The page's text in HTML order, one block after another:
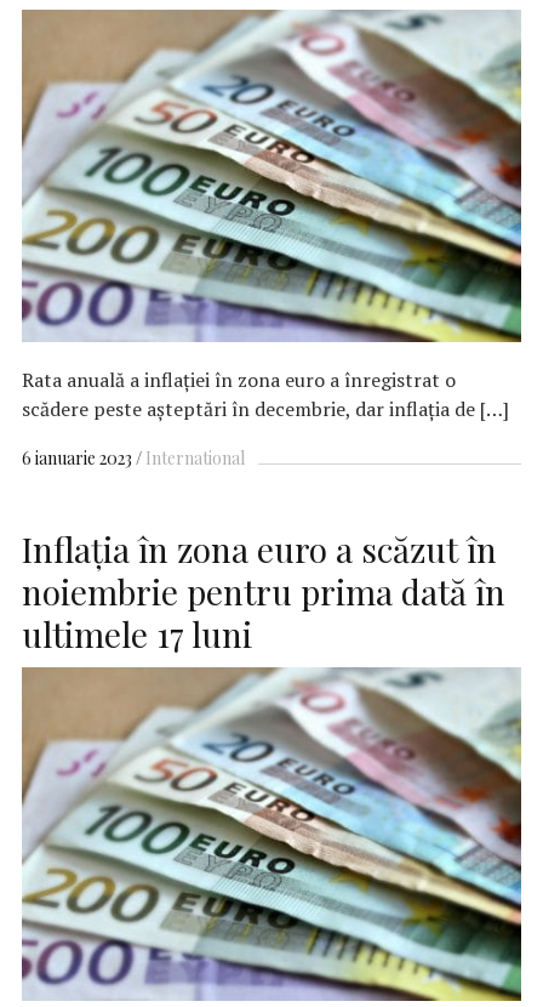
Rata anuală a inflaţiei în zona euro a înregistrat o
scădere peste aşteptări în decembrie, dar inflaţia de […]
6 ianuarie 2023 International
Inflaţia în zona euro a scăzut în
noiembrie pentru prima dată în
ultimele 17 luni